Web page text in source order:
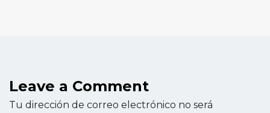
Leave a Comment
Tu dirección de correo electrónico no será